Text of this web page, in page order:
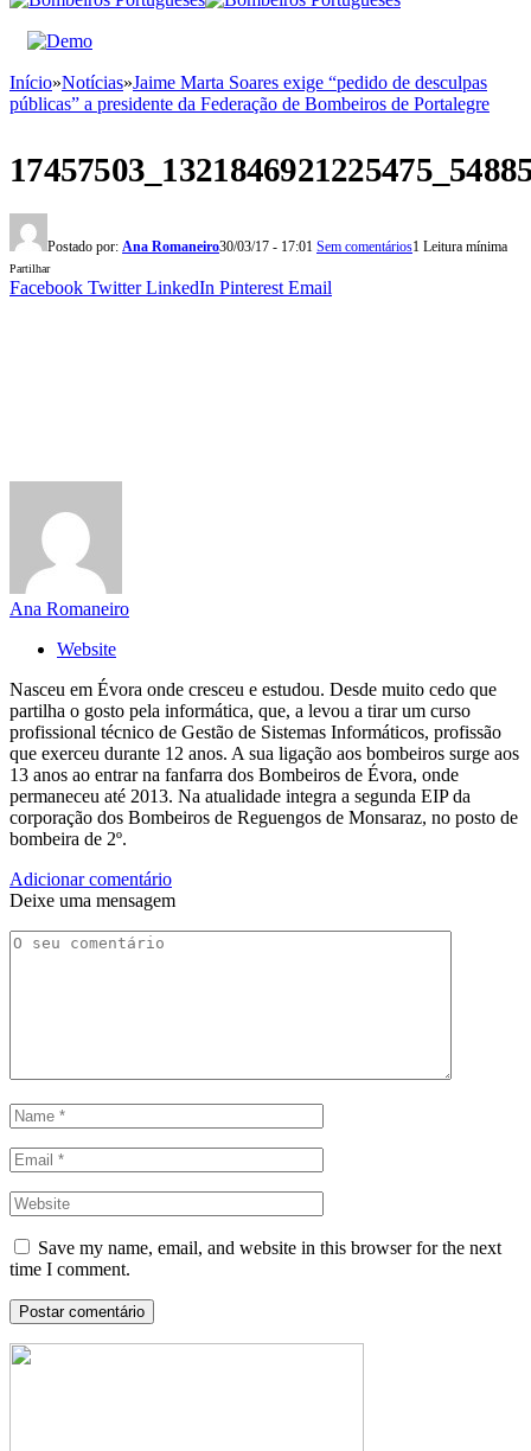
Início»Notícias»Jaime Marta Soares exige “pedido de desculpas
públicas” a presidente da Federação de Bombeiros de Portalegre
Postado por: Ana Romaneiro30/03/17 - 17:01 Sem comentários1 Leitura mínima
Partilhar
Facebook Twitter LinkedIn Pinterest Email
Ana Romaneiro
Website
Nasceu em Évora onde cresceu e estudou. Desde muito cedo que
partilha o gosto pela informática, que, a levou a tirar um curso
profissional técnico de Gestão de Sistemas Informáticos, profissão
que exerceu durante 12 anos. A sua ligação aos bombeiros surge aos
13 anos ao entrar na fanfarra dos Bombeiros de Évora, onde
permaneceu até 2013. Na atualidade integra a segunda EIP da
corporação dos Bombeiros de Reguengos de Monsaraz, no posto de
bombeira de 2º.
Adicionar comentário
Deixe uma mensagem
Save my name, email, and website in this browser for the next
time I comment.